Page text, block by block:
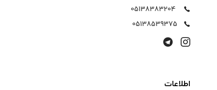
05138383204
05138539375
اطلاعات